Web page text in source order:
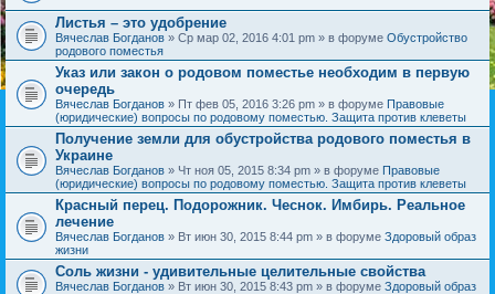
Листья – это удобрение
Вячеслав Богданов » Ср мар 02, 2016 4:01 pm » в форуме Обустройство
родового поместья
Указ или закон о родовом поместье необходим в первую
очередь
Вячеслав Богданов » Пт фев 05, 2016 3:26 pm » в форуме Правовые
(юридические) вопросы по родовому поместью. Защита против клеветы
Получение земли для обустройства родового поместья в
Украине
Вячеслав Богданов » Чт ноя 05, 2015 8:34 pm » в форуме Правовые
(юридические) вопросы по родовому поместью. Защита против клеветы
Красный перец. Подорожник. Чеснок. Имбирь. Реальное
лечение
Вячеслав Богданов » Вт июн 30, 2015 8:44 pm » в форуме Здоровый образ
жизни
Соль жизни - удивительные целительные свойства
Вячеслав Богданов » Вт июн 30, 2015 8:43 pm » в форуме Здоровый образ